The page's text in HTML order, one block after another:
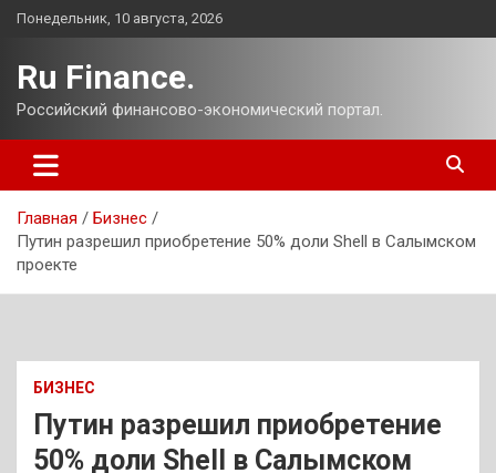
Перейти
Понедельник, 10 августа, 2026
Ru Finance.
Российский финансово-экономический портал.
Главная
Бизнес
Путин разрешил приобретение 50% доли Shell в Салымском
проекте
БИЗНЕС
Путин разрешил приобретение
50% доли Shell в Салымском